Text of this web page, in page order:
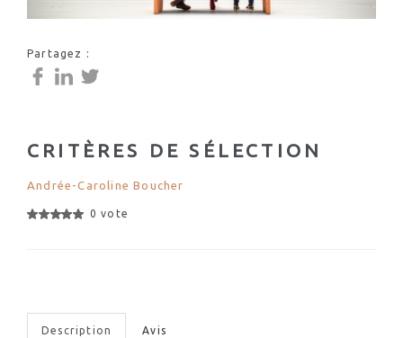
Partagez :
CRITÈRES DE SÉLECTION
Andrée-Caroline Boucher
0 vote
Description Avis